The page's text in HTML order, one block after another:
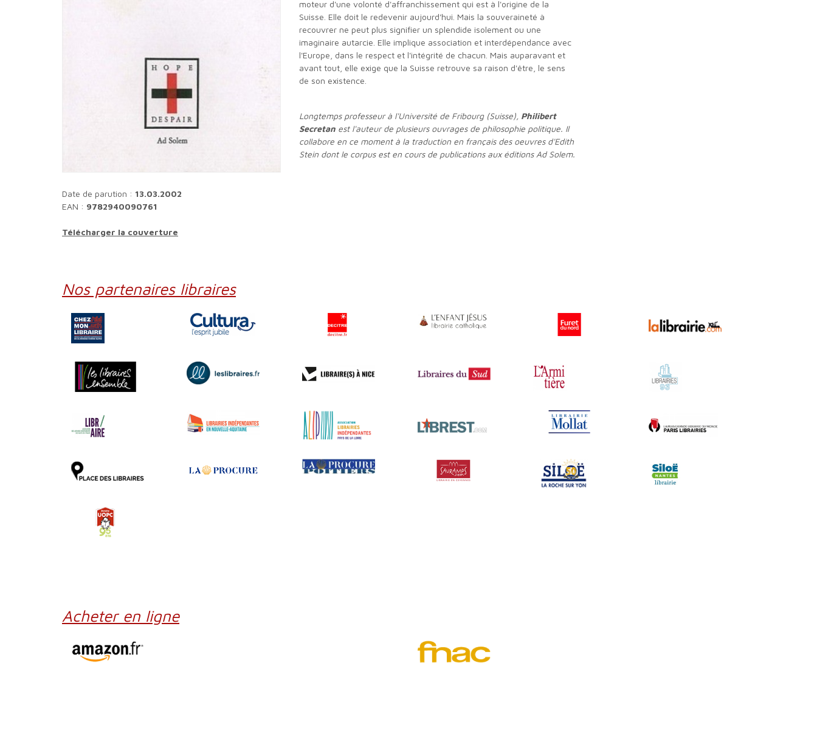
Date de parution : 13.03.2002
EAN : 9782940090761
Télécharger la couverture
moteur d'une volonté d'affranchissement qui est à l'origine de la
Suisse. Elle doit le redevenir aujourd'hui. Mais la souveraineté à
recouvrer ne peut plus signifier un splendide isolement ou une
imaginaire autarcie. Elle implique association et interdépendance avec
l'Europe, dans le respect et l'intégrité de chacun. Mais auparavant et
avant tout, elle exige que la Suisse retrouve sa raison d'être, le sens
de son existence.
Longtemps professeur à l'Université de Fribourg (Suisse), Philibert
Secretan est l'auteur de plusieurs ouvrages de philosophie politique. Il
collabore en ce moment à la traduction en français des oeuvres d'Edith
Stein dont le corpus est en cours de publications aux éditions Ad Solem.
Nos partenaires libraires
Acheter en ligne